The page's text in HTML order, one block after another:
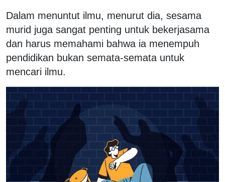
Dalam menuntut ilmu, menurut dia, sesama
murid juga sangat penting untuk bekerjasama
dan harus memahami bahwa ia menempuh
pendidikan bukan semata-semata untuk
mencari ilmu.